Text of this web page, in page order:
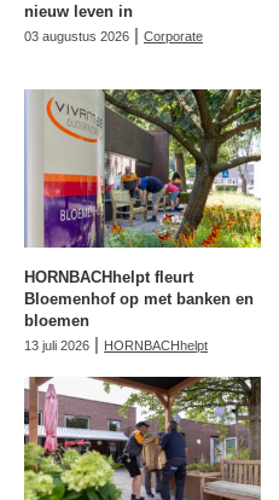
nieuw leven in
03 augustus 2026 | Corporate
HORNBACHhelpt fleurt
Bloemenhof op met banken en
bloemen
13 juli 2026 | HORNBACHhelpt